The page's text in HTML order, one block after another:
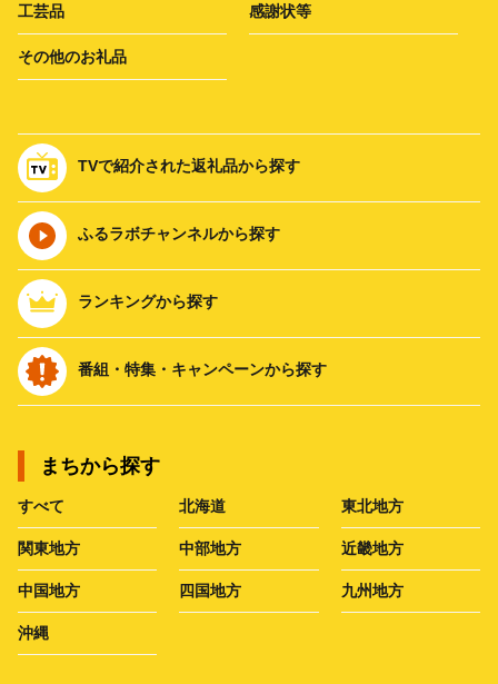
工芸品 感謝状等
その他のお礼品
TVで紹介された返礼品から探す
ふるラボチャンネルから探す
ランキングから探す
番組・特集・キャンペーンから探す
まちから探す
すべて 北海道 東北地方
関東地方 中部地方 近畿地方
中国地方 四国地方 九州地方
沖縄